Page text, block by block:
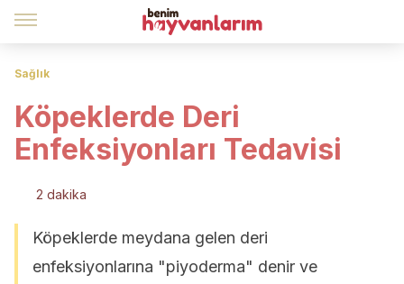
Sağlık
Köpeklerde Deri
Enfeksiyonları Tedavisi
2 dakika
Köpeklerde meydana gelen deri
enfeksiyonlarına "piyoderma" denir ve